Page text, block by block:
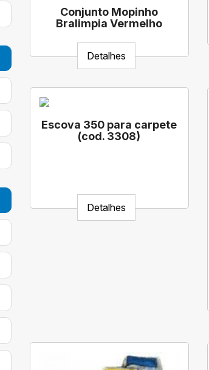
Conjunto Mopinho
Bralimpia Vermelho
Detalhes
Escova 350 para carpete
(cod. 3308)
Detalhes